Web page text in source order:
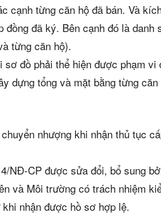
nhanh chóng hơn
cạnh từng căn hộ đã bán. Và
đã ký. Bên cạnh đó là danh
từng căn hộ).
đồ phải thể hiện được phạm vi
dựng tổng và mặt bằng từng
nhượng khi nhận thủ tục
NĐ-CP được sửa đổi, bổ sung
và Môi trường có trách nhiệm
nhận được hồ sơ hợp lệ.